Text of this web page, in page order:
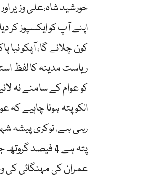
خورشید شاہ،علی وزیر
اپنے آپ کو ایکسپوز کر
کون چلائے گا، آپکو
ریاست مدینہ کا لفظ
کو عوام کے سامنے نہ
انکو پتہ ہونا چاہیے
رہی ہے، نوکری پیشہ
پتہ ہے 4 فیصد
عمران کی مہنگائی کی